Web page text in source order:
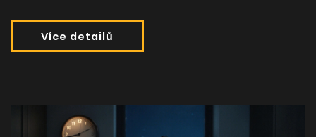
Více detailů